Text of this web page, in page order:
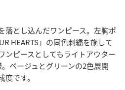
落とし込んだワンピース。左胸ポ
HEARTS」の同色刺繍を施して
ンピースとしてもライトアウター
ベージュとグリーンの2色展開
です。